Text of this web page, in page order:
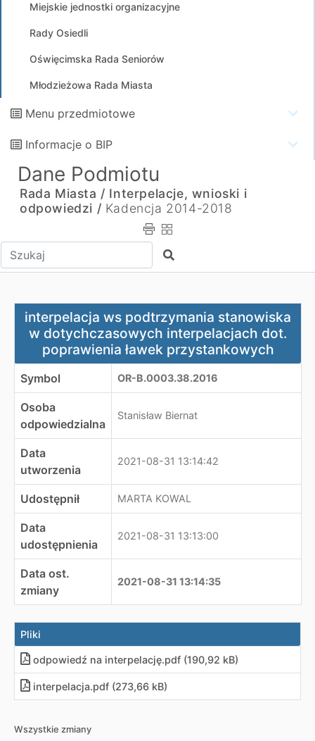
Miejskie jednostki organizacyjne
Rady Osiedli
Oświęcimska Rada Seniorów
Młodzieżowa Rada Miasta
Menu przedmiotowe
Informacje o BIP
Dane Podmiotu
Rada Miasta / Interpelacje, wnioski i
odpowiedzi / Kadencja 2014-2018
Wpisz tekst do wyszukania Szukaj
interpelacja ws podtrzymania stanowiska w
interpelacja ws podtrzymania stanowiska
w dotychczasowych interpelacjach dot.
poprawienia ławek przystankowych
Symbol OR-B.0003.38.2016
Osoba
odpowiedzialna
Stanisław Biernat
Data
utworzenia
2021-08-31 13:14:42
Udostępnił MARTA KOWAL
Data
udostępnienia
2021-08-31 13:13:00
Data ost.
zmiany
2021-08-31 13:14:35
Pliki
odpowiedź na interpelację.pdf (190,92 kB)
interpelacja.pdf (273,66 kB)
Wszystkie zmiany